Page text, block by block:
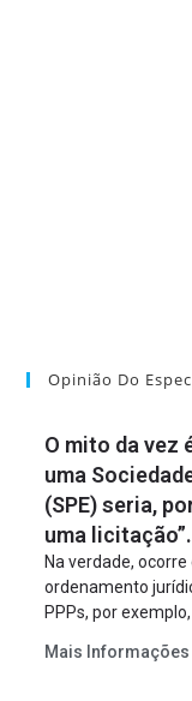
Opinião Do
O mito da vez
uma
(SPE) seria,
uma licitação”.
Na verdade,
ordenamento
PPPs, por
empreendimento.
Mais Informações